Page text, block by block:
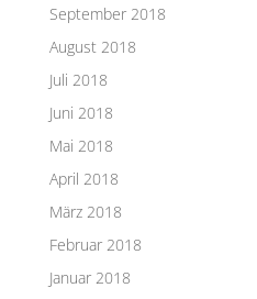
September 2018
August 2018
Juli 2018
Juni 2018
Mai 2018
April 2018
März 2018
Februar 2018
Januar 2018